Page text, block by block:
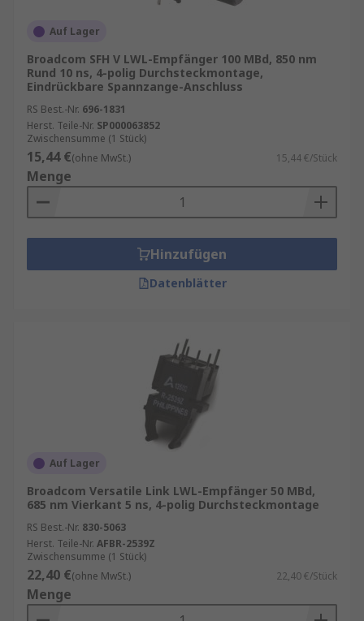
Auf Lager
Broadcom SFH V LWL-Empfänger 100 MBd, 850 nm
Rund 10 ns, 4-polig Durchsteckmontage,
Eindrückbare Spannzange-Anschluss
RS Best.-Nr. 696-1831
Herst. Teile-Nr. SP000063852
Zwischensumme (1 Stück)
15,44 €(ohne MwSt.) 15,44 €/Stück
Menge
Hinzufügen
Datenblätter
Auf Lager
Broadcom Versatile Link LWL-Empfänger 50 MBd,
685 nm Vierkant 5 ns, 4-polig Durchsteckmontage
RS Best.-Nr. 830-5063
Herst. Teile-Nr. AFBR-2539Z
Zwischensumme (1 Stück)
22,40 €(ohne MwSt.) 22,40 €/Stück
Menge